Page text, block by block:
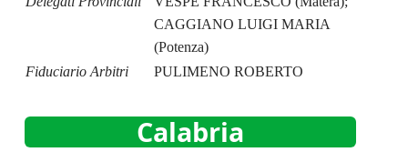
CAGGIANO LUIGI MARIA
(Potenza)
Fiduciario Arbitri
PULIMENO ROBERTO
Calabria